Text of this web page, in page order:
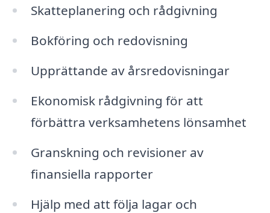
Skatteplanering och rådgivning
Bokföring och redovisning
Upprättande av årsredovisningar
Ekonomisk rådgivning för att
förbättra verksamhetens lönsamhet
Granskning och revisioner av
finansiella rapporter
Hjälp med att följa lagar och